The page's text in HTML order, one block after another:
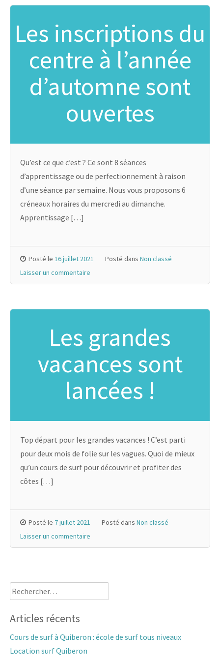
Les inscriptions du
centre à l’année
d’automne sont
ouvertes
Qu’est ce que c’est ? Ce sont 8 séances
d’apprentissage ou de perfectionnement à raison
d’une séance par semaine. Nous vous proposons 6
créneaux horaires du mercredi au dimanche.
Apprentissage […]
Posté le 16 juillet 2021 Posté dans Non classé
Laisser un commentaire
Les grandes
vacances sont
lancées !
Top départ pour les grandes vacances ! C’est parti
pour deux mois de folie sur les vagues. Quoi de mieux
qu’un cours de surf pour découvrir et profiter des
côtes […]
Posté le 7 juillet 2021 Posté dans Non classé
Laisser un commentaire
Rechercher :
Articles récents
Cours de surf à Quiberon : école de surf tous niveaux
Location surf Quiberon